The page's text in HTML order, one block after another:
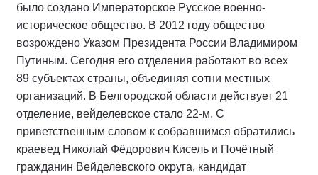
было создано Императорское Русское военно-
историческое общество. В 2012 году общество
возрождено Указом Президента России Владимиром
Путиным. Сегодня его отделения работают во всех
89 субъектах страны, объединяя сотни местных
организаций. В Белгородской области действует 21
отделение, вейделевское стало 22-м. С
приветственным словом к собравшимся обратились
краевед Николай Фёдорович Кисель и Почётный
гражданин Вейделевского округа, кандидат